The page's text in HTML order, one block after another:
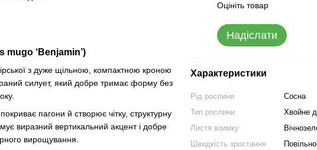
mugo ‘Benjamin’)
з дуже щільною, компактною кроною
силует, який добре тримає форму без
пагони й створює чітку, структурну
виразний вертикальний акцент і добре
вирощування.
Оцініть товар
Надіслати
Характеристики
Рід рослини
Сосна
Тип рослини
Хвойне
Листя взимку
Швидкість зростання